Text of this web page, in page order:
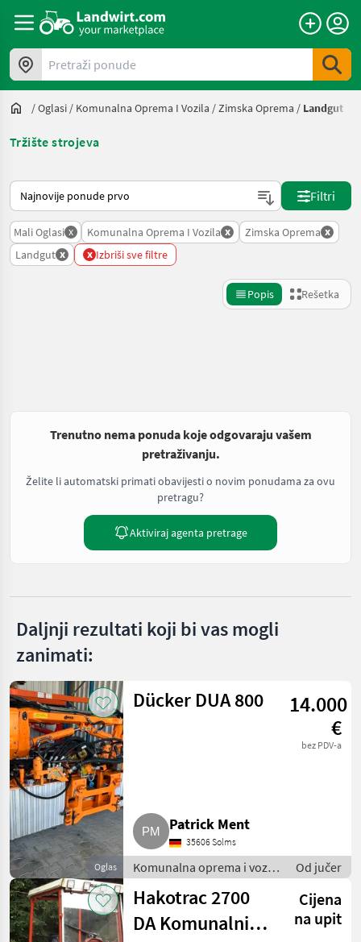
Pretraži ponude
/Oglasi / Komunalna Oprema I Vozila /Zimska Oprema / Landgut
Tržište strojeva
Tako se sortira na Landwirt.com
Filtri
Mali Oglasi x Komunalna Oprema I Vozila x Zimska Oprema x
Landgut x x Izbriši sve filtre
Popis Rešetka
Trenutno nema ponuda koje odgovaraju vašem
pretraživanju.
Želite li automatski primati obavijesti o novim ponudama za ovu
pretragu?
Aktiviraj agenta pretrage
Daljnji rezultati koji bi vas mogli
zanimati:
Oglas
Dücker DUA 800
14.000
€
bez PDV-a
Patrick Ment
35606 Solms
Komunalna oprema i vozila
/ Kosilice za nagibe
Od jučer
Hakotrac 2700
DA Komunalni
Cijena
na upit